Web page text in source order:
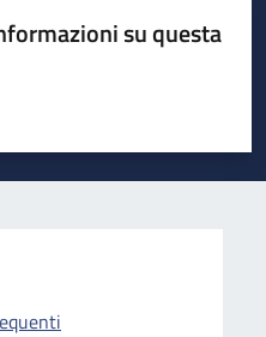
su questa
su 5